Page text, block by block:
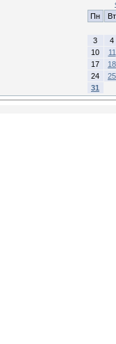
Пн
Вт
3
4
10
11
17
18
24
25
31